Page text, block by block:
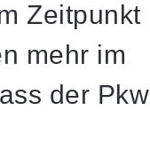
Zeitpunkt
mehr im
der Pkw